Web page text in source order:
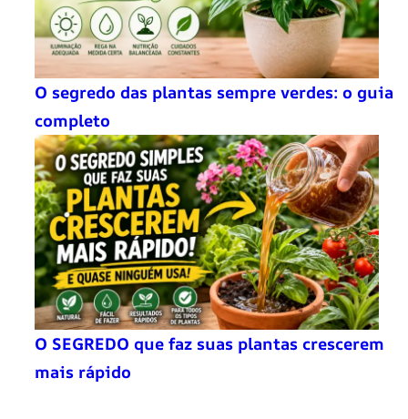
O segredo das plantas sempre verdes: o guia
completo
O SEGREDO que faz suas plantas crescerem
mais rápido